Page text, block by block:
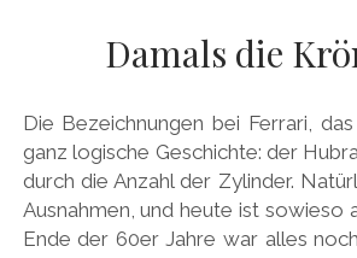
BRITS
CHRYSLER/DODGE/JEEP
CITROËN
DAIMLER
DEUTSCH
ENGLISH
Damals die
Die Bezeichnungen bei Ferrari,
ganz logische Geschichte: der
durch die Anzahl der Zylinder.
Ausnahmen, und heute ist sowieso
Ende der 60er Jahre war alles